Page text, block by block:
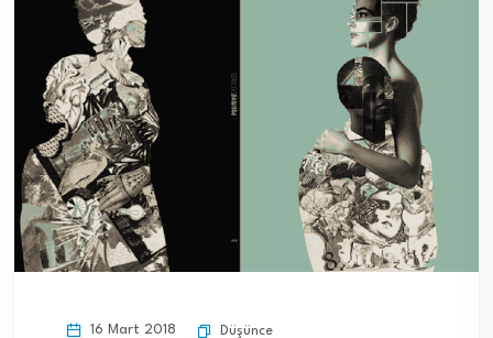
16 Mart 2018 Düşünce